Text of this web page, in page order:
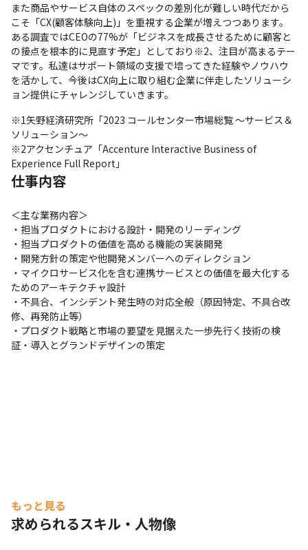
また商品やサービス自体のスペックの差別化が難しい時代だから
こそ「CX(顧客体験向上)」を重視する企業が増えつつあります。
ある調査ではCEOの77%が「ビジネスを成長させるために顧客と
の接点を根本的に見直す予定」としており※2、注目が高まるテー
マです。私達はサポート領域の支援で培ってきた経験やノウハウ
を活かして、今後はCX向上に取り組む企業に伴走したソリューシ
ョン提供にチャレンジしていきます。
※1矢野経済研究所「2023 コールセンター市場総覧 ～サービス＆
ソリューション～
※2アクセンチュア「Accenture Interactive Business of
Experience Full Report」
仕事内容
＜主な業務内容＞
・担当プロダクトにおける設計・開発のリーディング
・担当プロダクトの価値を高める機能の実装開発
・開発方針の策定や他開発メンバーへのディレクション
・マイクロサービス化を含む連携サービスとの価値を最大化する
ためのアーキテクチャ設計
・不具合、インシデント発生時の対応全般（原因特定、不具合改
修、再発防止等）
・プロダクト戦略と市場の要望を見据えた一歩先行く技術の検
証・導入とグランドデザインの策定
もっと見る
求められるスキル・人物像